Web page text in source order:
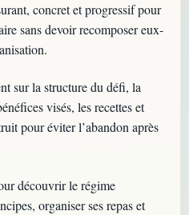
concret et progressif pour
sans devoir recomposer eux-
sur la structure du défi, la
visés, les recettes et
pour éviter l’abandon après
découvrir le régime
organiser ses repas et